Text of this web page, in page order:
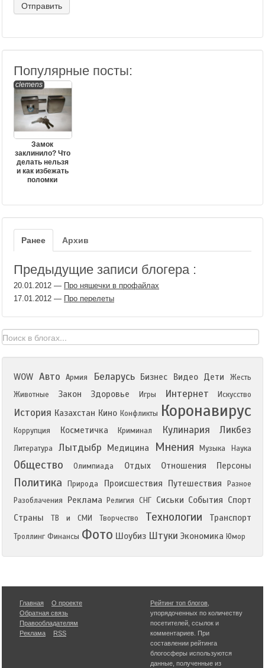
Популярные посты:
clemens
Замок
заклинило? Что
делать нельзя
и как избежать
поломки
Ранее Архив
Предыдущие записи блогера :
20.01.2012 — Про няшечки в профайлах
17.01.2012 — Про перелеты
WOW Авто Армия Беларусь Бизнес Видео Дети
Жесть
Животные
Закон Здоровье Игры Интернет Искусство
История Казахстан Кино Конфликты Коронавирус
Коррупция Косметичка Криминал Кулинария Ликбез
Литература Лытдыбр Медицина Мнения Музыка Наука
Общество Олимпиада Отдых Отношения Персоны
Политика Природа Происшествия Путешествия
Разное
Разоблачения
Реклама Религия СНГ Сиськи События Спорт
Страны
ТВ и СМИ Творчество Технологии Транспорт
Троллинг Финансы Фото Шоубиз Штуки Экономика Юмор
Главная
О проекте
Обратная связь
Правообладателям
Реклама
RSS
Рейтинг топ блогов
упорядоченных по количеству
посетителей, ссылок и
комментариев. При
составлении рейтинга
блогосферы используются
данные, полученные из